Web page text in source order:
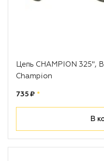
Цепь CHAMPION 325",
Champion
Цена:
735 ₽ рублей
*
В